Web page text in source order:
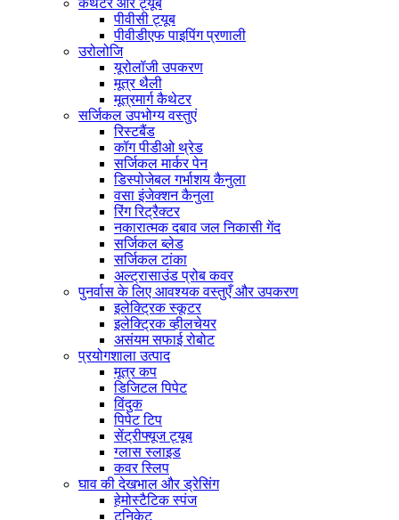
कैथेटर और ट्यूब
पीवीसी ट्यूब
पीवीडीएफ पाइपिंग प्रणाली
उरोलोजि
यूरोलॉजी उपकरण
मूत्र थैली
मूत्रमार्ग कैथेटर
सर्जिकल उपभोग्य वस्तुएं
रिस्टबैंड
कॉग पीडीओ थ्रेड
सर्जिकल मार्कर पेन
डिस्पोजेबल गर्भाशय कैनुला
वसा इंजेक्शन कैनुला
रिंग रिट्रैक्टर
नकारात्मक दबाव जल निकासी गेंद
सर्जिकल ब्लेड
सर्जिकल टांका
अल्ट्रासाउंड प्रोब कवर
पुनर्वास के लिए आवश्यक वस्तुएँ और उपकरण
इलेक्ट्रिक स्कूटर
इलेक्ट्रिक व्हीलचेयर
असंयम सफाई रोबोट
प्रयोगशाला उत्पाद
मूत्र कप
डिजिटल पिपेट
विंदुक
पिपेट टिप
सेंट्रीफ्यूज ट्यूब
ग्लास स्लाइड
कवर स्लिप
घाव की देखभाल और ड्रेसिंग
हेमोस्टैटिक स्पंज
टूनिकेट